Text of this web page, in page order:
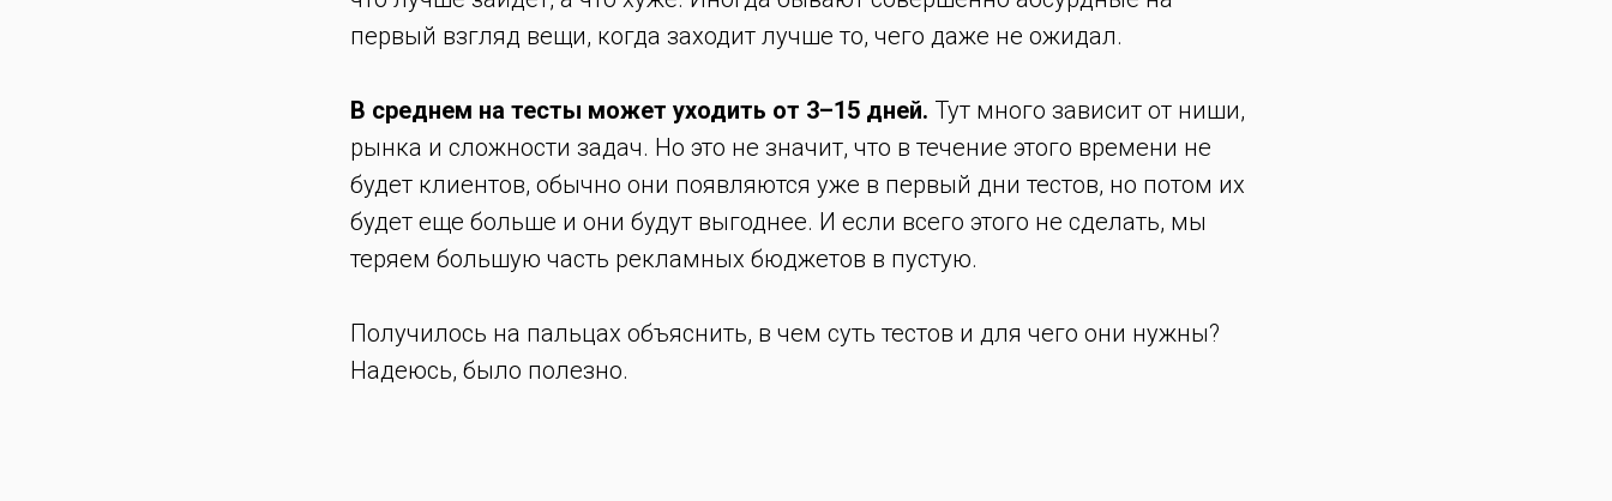
первый взгляд вещи, когда заходит лучше то, чего даже не ожидал.
В среднем на тесты может уходить от 3–15 дней. Тут много зависит от ниши,
рынка и сложности задач. Но это не значит, что в течение этого времени не
будет клиентов, обычно они появляются уже в первый дни тестов, но потом их
будет еще больше и они будут выгоднее. И если всего этого не сделать, мы
теряем большую часть рекламных бюджетов в пустую.
Получилось на пальцах объяснить, в чем суть тестов и для чего они нужны?
Надеюсь, было полезно.